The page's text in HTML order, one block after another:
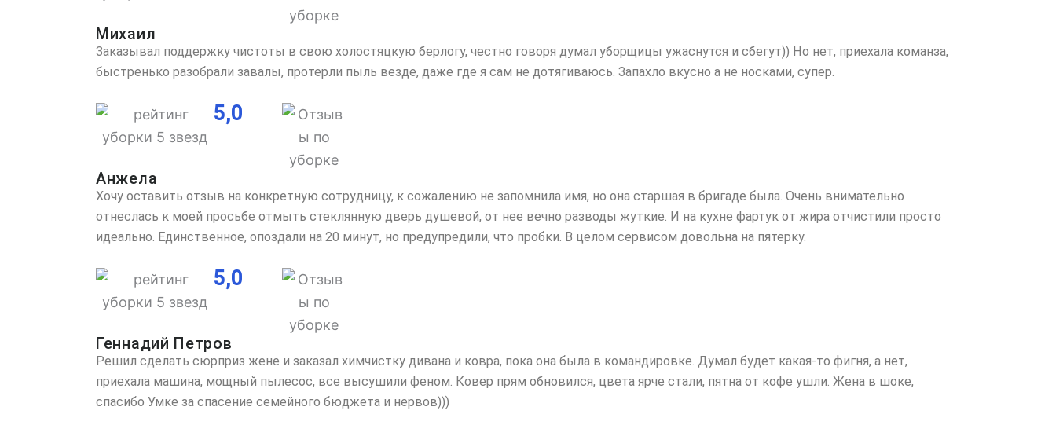
Михаил
Заказывал поддержку чистоты в свою холостяцкую берлогу, честно говоря думал уборщицы ужаснутся и сбегут)) Но нет, приехала команза,
быстренько разобрали завалы, протерли пыль везде, даже где я сам не дотягиваюсь. Запахло вкусно а не носками, супер.
5,0
Анжела
Хочу оставить отзыв на конкретную сотрудницу, к сожалению не запомнила имя, но она старшая в бригаде была. Очень внимательно
отнеслась к моей просьбе отмыть стеклянную дверь душевой, от нее вечно разводы жуткие. И на кухне фартук от жира отчистили просто
идеально. Единственное, опоздали на 20 минут, но предупредили, что пробки. В целом сервисом довольна на пятерку.
5,0
Геннадий Петров
Решил сделать сюрприз жене и заказал химчистку дивана и ковра, пока она была в командировке. Думал будет какая-то фигня, а нет,
приехала машина, мощный пылесос, все высушили феном. Ковер прям обновился, цвета ярче стали, пятна от кофе ушли. Жена в шоке,
спасибо Умке за спасение семейного бюджета и нервов)))